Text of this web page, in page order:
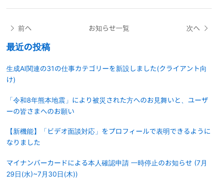
前へ お知らせ一覧 次へ
最近の投稿
生成AI関連の31の仕事カテゴリーを新設しました(クライアント向
け)
「令和8年熊本地震」により被災された方へのお見舞いと、ユーザ
ーの皆さまへのお願い
【新機能】「ビデオ面談対応」をプロフィールで表明できるように
なりました
マイナンバーカードによる本人確認申請 一時停止のお知らせ (7月
29日(水)~7月30日(木))